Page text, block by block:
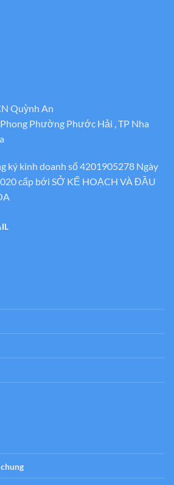
Quỳnh An
Phường Phước Hải , TP Nha
ký kinh doanh số 4201905278 Ngày
cấp bới SỞ KẾ HOẠCH VÀ ĐẦU